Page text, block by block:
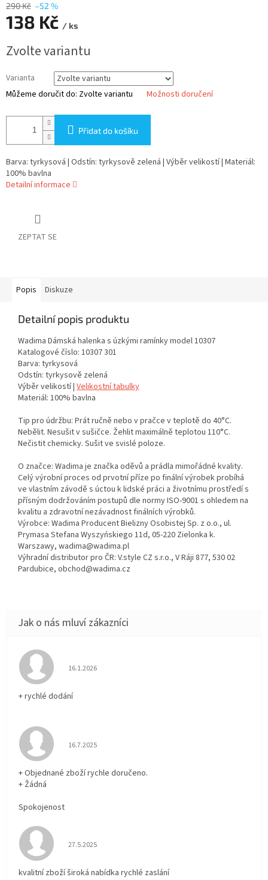
290 Kč –52 %
138 Kč / ks
cena:
Zvolte variantu
Varianta
Můžeme doručit do: Zvolte variantu Možnosti doručení
Přidat do košíku
Barva: tyrkysová | Odstín: tyrkysově zelená | Výběr velikostí | Materiál:
100% bavlna
Detailní informace
ZEPTAT SE
Popis Diskuze
Detailní popis produktu
Wadima Dámská halenka s úzkými ramínky model 10307
Katalogové číslo: 10307 301
Barva: tyrkysová
Odstín: tyrkysově zelená
Výběr velikostí | Velikostní tabulky
Materiál: 100% bavlna
Tip pro údržbu: Prát ručně nebo v pračce v teplotě do 40°C.
Nebělit. Nesušit v sušičce. Žehlit maximálně teplotou 110°C.
Nečistit chemicky. Sušit ve svislé poloze.
O značce: Wadima je značka oděvů a prádla mimořádné kvality.
Celý výrobní proces od prvotní příze po finální výrobek probíhá
ve vlastním závodě s úctou k lidské práci a životnímu prostředí s
přísným dodržováním postupů dle normy ISO-9001 s ohledem na
kvalitu a zdravotní nezávadnost finálních výrobků.
Výrobce: Wadima Producent Bielizny Osobistej Sp. z o.o., ul.
Prymasa Stefana Wyszyńskiego 11d, 05-220 Zielonka k.
Warszawy, wadima@wadima.pl
Výhradní distributor pro ČR: V.style CZ s.r.o., V Ráji 877, 530 02
Pardubice, obchod@wadima.cz
Hodnocení obchodu je 5 z 5 hvězdiček.
16.1.2026
+ rychlé dodání
Hodnocení obchodu je 5 z 5 hvězdiček.
16.7.2025
+ Objednané zboží rychle doručeno.
+ Žádná
Spokojenost
Hodnocení obchodu je 5 z 5 hvězdiček.
27.5.2025
kvalitní zboží široká nabídka rychlé zaslání